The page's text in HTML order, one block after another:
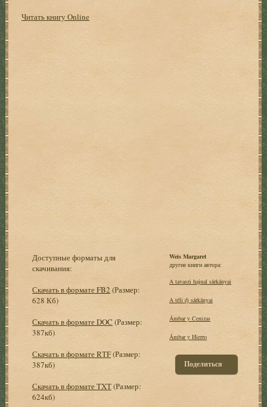
Читать книгу Online
Доступные форматы для
скачивания:
Скачать в формате FB2 (Размер:
628 Кб)
Скачать в формате DOC (Размер:
387кб)
Скачать в формате RTF(Размер:
387кб)
Скачать в формате TXT(Размер:
624кб)
Weis Margaret
другие книги автора:
A tavaszi hajnal sárkányai
A téli éj sárkányai
Ámbar y Cenizas
Ámbar y Hierro
Поделиться